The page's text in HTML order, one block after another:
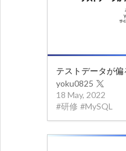
テストデータが
yoku0825
18 May, 2022
#研修 #MySQL